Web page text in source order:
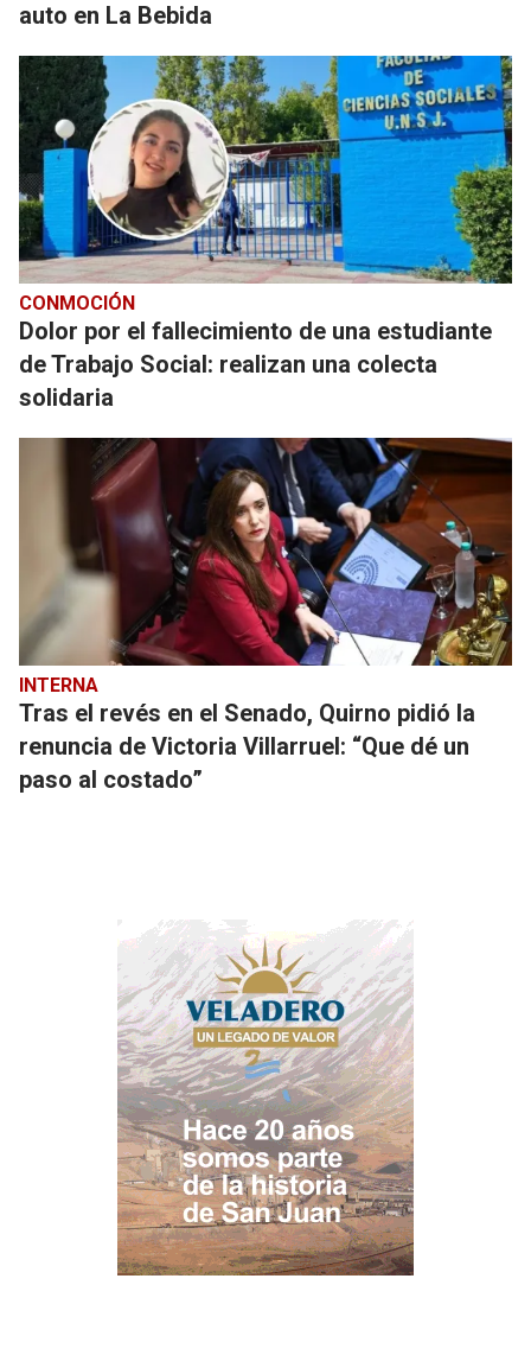
auto en La Bebida
CONMOCIÓN
Dolor por el fallecimiento de una estudiante
de Trabajo Social: realizan una colecta
solidaria
INTERNA
Tras el revés en el Senado, Quirno pidió la
renuncia de Victoria Villarruel: “Que dé un
paso al costado”